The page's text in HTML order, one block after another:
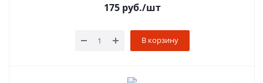
175руб./шт
В корзину